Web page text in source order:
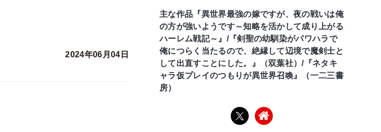
2024年06月04日
主な作品『異世界最強の嫁ですが、夜の戦いは俺
の方が強いようです～知略を活かして成り上がる
ハーレム戦記～』/『剣聖の幼馴染がパワハラで
俺につらく当たるので、絶縁して辺境で魔剣士と
して出直すことにした。』（双葉社）/『ネタキ
ャラ仮プレイのつもりが異世界召喚』（一二三書
房）